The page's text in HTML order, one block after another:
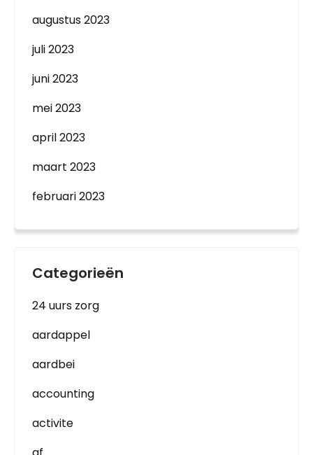
augustus 2023
juli 2023
juni 2023
mei 2023
april 2023
maart 2023
februari 2023
Categorieën
24 uurs zorg
aardappel
aardbei
accounting
activite